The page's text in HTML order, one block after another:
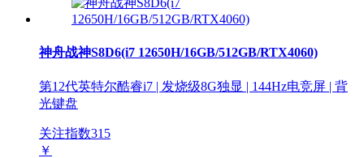
神舟战神S8D6(i7 12650H/16GB/512GB/RTX4060)
第12代英特尔酷睿i7 | 发烧级8G独显 | 144Hz电竞屏 | 背
光键盘
关注指数315
￥